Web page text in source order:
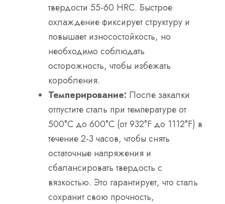
твердости 55-60 HRC. Быстрое
охлаждение фиксирует структуру и
повышает износостойкость, но
необходимо соблюдать
осторожность, чтобы избежать
коробления.
Темперирование: После закалки
отпустите сталь при температуре от
500°C до 600°C (от 932°F до 1112°F) в
течение 2-3 часов, чтобы снять
остаточные напряжения и
сбалансировать твердость с
вязкостью. Это гарантирует, что сталь
сохранит свою прочность,